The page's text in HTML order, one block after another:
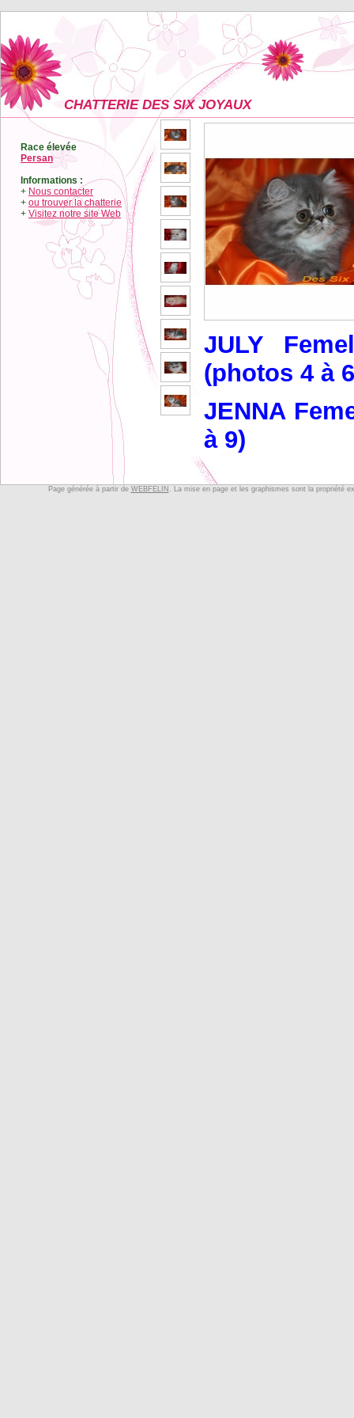
CHATTERIE DES SIX JOYAUX
Race élevée
Persan
Informations :
+ Nous contacter
+ ou trouver la chatterie
+ Visitez notre site Web
JULY
(photos 4 à
JENNA
à 9)
Page générée à partir de WEBFELIN . La mise en page et les graphismes sont la propriété